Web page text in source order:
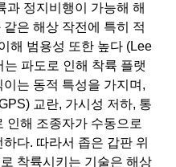
과 정지비행이 가능해 해
은 해상 작전에 특히 적
해 범용성 또한 높다 (Lee
파도로 인해 착륙 플랫
는 동적 특성을 가지며,
교란, 가시성 저하, 통
인해 조종자가 수동으로
다. 따라서 좁은 갑판 위
착륙시키는 기술은 해상